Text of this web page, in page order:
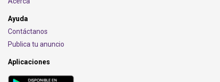
Ayuda
Contáctanos
Publica tu anuncio
Aplicaciones